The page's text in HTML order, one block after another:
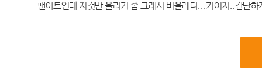
팬아트인데 저것만 올리기 좀 그래서 비올레타...카이저..간단하